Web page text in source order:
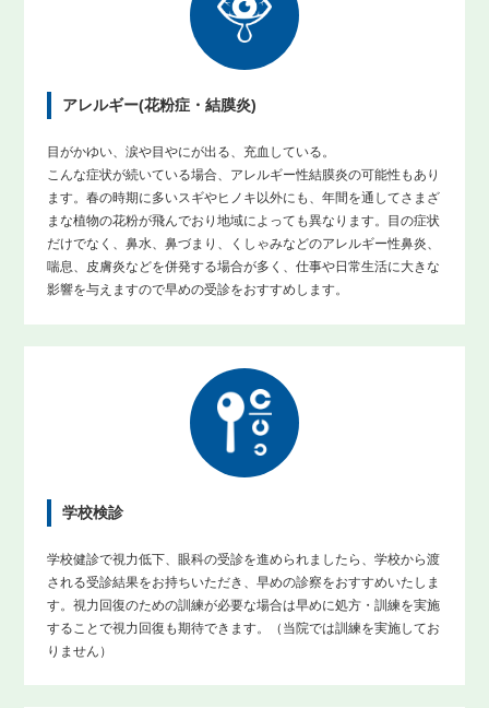
アレルギー(花粉症・結膜炎)
目がかゆい、涙や目やにが出る、充血している。
こんな症状が続いている場合、アレルギー性結膜炎の可能性もあり
ます。春の時期に多いスギやヒノキ以外にも、年間を通してさまざ
まな植物の花粉が飛んでおり地域によっても異なります。目の症状
だけでなく、鼻水、鼻づまり、くしゃみなどのアレルギー性鼻炎、
喘息、皮膚炎などを併発する場合が多く、仕事や日常生活に大きな
影響を与えますので早めの受診をおすすめします。
学校検診
学校健診で視力低下、眼科の受診を進められましたら、学校から渡
される受診結果をお持ちいただき、早めの診察をおすすめいたしま
す。視力回復のための訓練が必要な場合は早めに処方・訓練を実施
することで視力回復も期待できます。（当院では訓練を実施してお
りません）